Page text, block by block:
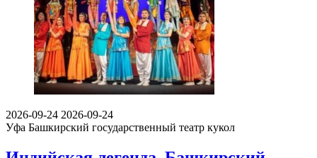
2026-09-24 2026-09-24
Уфа Башкирский государственный театр кукол